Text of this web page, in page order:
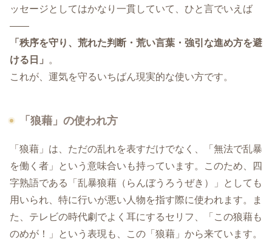
ッセージとしてはかなり一貫していて、ひと言でいえば
——
「秩序を守り、荒れた判断・荒い言葉・強引な進め方を避
ける日」
。
これが、運気を守るいちばん現実的な使い方です。
「狼藉」の使われ方
「狼藉」は、ただの乱れを表すだけでなく、「無法で乱暴
を働く者」という意味合いも持っています。このため、四
字熟語である「乱暴狼藉（らんぼうろうぜき）」としても
用いられ、特に行いが悪い人物を指す際に使われます。ま
た、テレビの時代劇でよく耳にするセリフ、「この狼藉も
のめが！」という表現も、この「狼藉」から来ています。